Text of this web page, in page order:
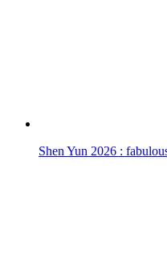
Shen Yun 2026 :